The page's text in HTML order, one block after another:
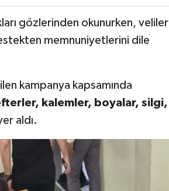
gözlerinden okunurken, veliler
memnuniyetlerini dile
kampanya kapsamında
kalemler, boyalar, silgi,
aldı.